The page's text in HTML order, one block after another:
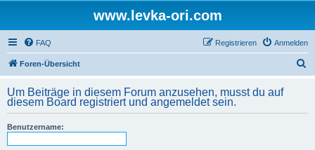
www.levka-ori.com
FAQ Anmelden
Registrieren
Foren-Übersicht
h
Um Beiträge in diesem Forum anzusehen, musst du auf
diesem Board registriert und angemeldet sein.
Benutzername: